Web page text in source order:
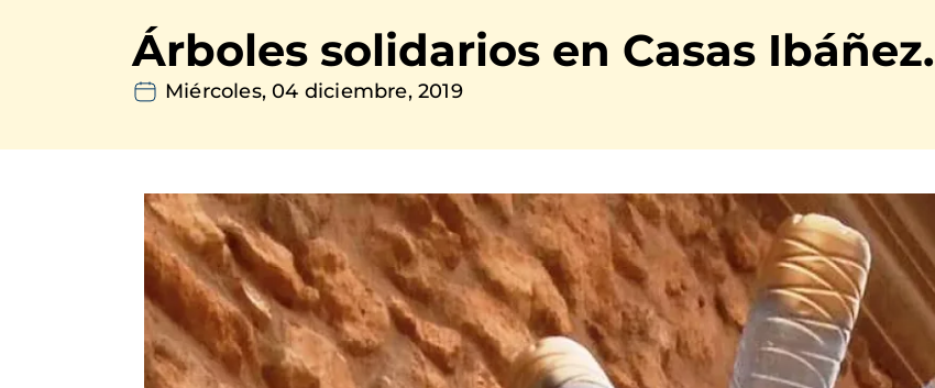
navegación
Árboles solidarios en Casas Ibáñez.
Miércoles, 04 diciembre, 2019